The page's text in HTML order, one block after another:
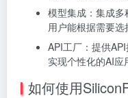
模型集成：集成多
用户能根据需要选
API工厂：提供
实现个性化的AI应
如何使用